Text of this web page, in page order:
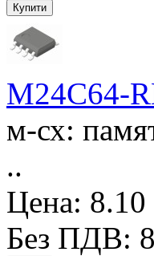
M24C64-
м-сх:
..
Цена: 8.10
Без ПДВ: